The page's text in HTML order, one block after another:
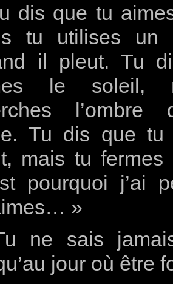
dis que tu
tu utilises un
il pleut. Tu
le soleil,
l’ombre
Tu dis que tu
mais tu
pourquoi j’ai
»
ne sais
jour où être